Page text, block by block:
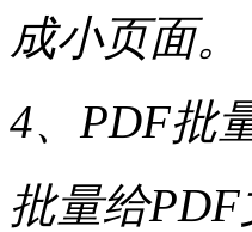
成小页面。
4、PDF批
批量给